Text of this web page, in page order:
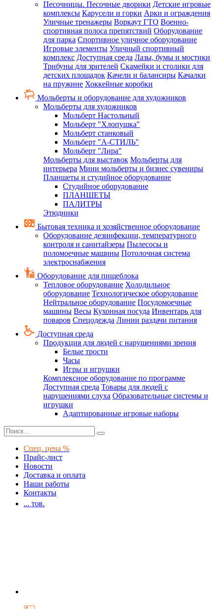
Песочницы. Песочные дворики Детские игровые
комплексы Карусели и горки Арки и ограждения
Уличные тренажеры Воркаут ГТО Военно-
спортивная полоса препятствий Оборудование
для парка Спортивное уличное оборудование
Игровые элементы Уличный спортивный
комплекс Доступная среда Лазы, бумы и мостики
Трибуны для зрителей Скамейки и столики для
детских площадок Качели и балансиры Качалки
на пружине Хоккейные коробки
Мольберты и оборудование для художников
Мольберты для художников
Мольберт Настольный
Мольберт "Хлопушка"
Мольберт станковый
Мольберт "А-СТИЛЬ"
Мольберт "Лира"
Мольберты для выставок Мольберты для
интерьера Мини мольберты и бизнес сувениры
Планшеты и студийное оборудование
Студийное оборудование
ПЛАНШЕТЫ
ПАЛИТРЫ
Этюдники
Бытовая техника и хозяйственное оборудование
Оборудование дезинфекции, температурного
контроля и санитайзеры Пылесосы и
поломоечные машины Потолочная система
электроснабжения
Оборудование для пищеблока
Тепловое оборудование Холодильное
оборудование Технологическое оборудование
Нейтральное оборудование Посудомоечные
машины Весы Кухонная посуда Инвентарь для
поваров Спецодежда Линии раздачи питания
Доступная среда
Продукция для людей с нарушениями зрения
Белые трости
Часы
Игры и игрушки
Комплексное оборудование по программе
Доступная среда Товары для людей с
нарушениями слуха Образовательные системы и
игрушки
Адаптированные игровые наборы
Спец. цена %
Прайс-лист
Новости
Доставка и оплата
Наши работы
Контакты
... тов.